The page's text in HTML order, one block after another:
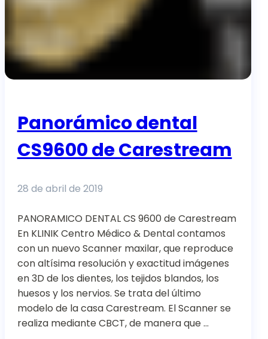
Panorámico dental
CS9600 de Carestream
28 de abril de 2019
PANORAMICO DENTAL CS 9600 de Carestream
En KLINIK Centro Médico & Dental contamos
con un nuevo Scanner maxilar, que reproduce
con altísima resolución y exactitud imágenes
en 3D de los dientes, los tejidos blandos, los
huesos y los nervios. Se trata del último
modelo de la casa Carestream. El Scanner se
realiza mediante CBCT, de manera que …